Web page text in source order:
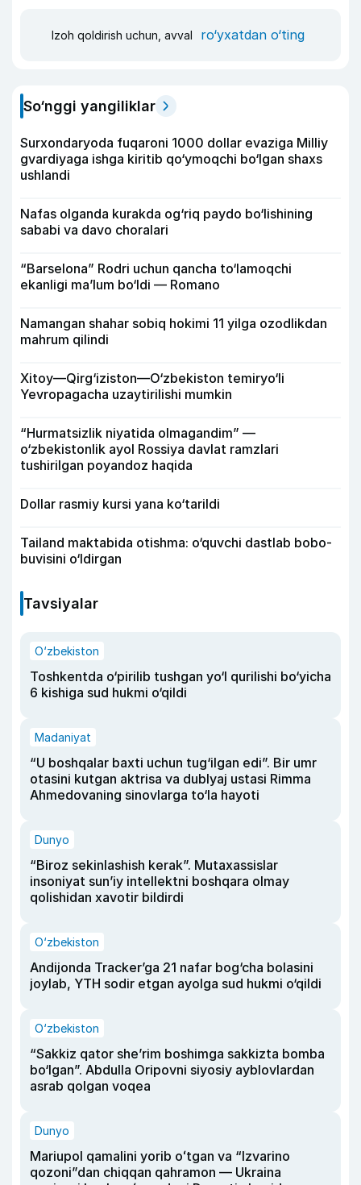
Izoh qoldirish uchun, avval ro‘yxatdan o‘ting
So‘nggi yangiliklar
Surxondaryoda fuqaroni 1000 dollar evaziga Milliy
gvardiyaga ishga kiritib qo‘ymoqchi bo‘lgan shaxs
ushlandi
Nafas olganda kurakda og‘riq paydo bo‘lishining
sababi va davo choralari
“Barselona” Rodri uchun qancha to‘lamoqchi
ekanligi ma’lum bo‘ldi — Romano
Namangan shahar sobiq hokimi 11 yilga ozodlikdan
mahrum qilindi
Xitoy—Qirg‘iziston—O‘zbekiston temiryo‘li
Yevropagacha uzaytirilishi mumkin
“Hurmatsizlik niyatida olmagandim” —
o‘zbekistonlik ayol Rossiya davlat ramzlari
tushirilgan poyandoz haqida
Dollar rasmiy kursi yana ko‘tarildi
Tailand maktabida otishma: o‘quvchi dastlab bobo-
buvisini o‘ldirgan
Tavsiyalar
O‘zbekiston
Toshkentda o‘pirilib tushgan yo‘l qurilishi bo‘yicha
6 kishiga sud hukmi o‘qildi
Madaniyat
“U boshqalar baxti uchun tug‘ilgan edi”. Bir umr
otasini kutgan aktrisa va dublyaj ustasi Rimma
Ahmedovaning sinovlarga to‘la hayoti
Dunyo
“Biroz sekinlashish kerak”. Mutaxassislar
insoniyat sun’iy intellektni boshqara olmay
qolishidan xavotir bildirdi
O‘zbekiston
Andijonda Tracker’ga 21 nafar bog‘cha bolasini
joylab, YTH sodir etgan ayolga sud hukmi o‘qildi
O‘zbekiston
“Sakkiz qator she’rim boshimga sakkizta bomba
bo‘lgan”. Abdulla Oripovni siyosiy ayblovlardan
asrab qolgan voqea
Dunyo
Mariupol qamalini yorib oʻtgan va “Izvarino
qozoni”dan chiqqan qahramon — Ukraina